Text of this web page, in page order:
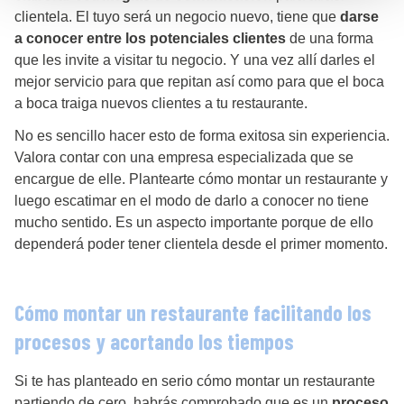
clientela. El tuyo será un negocio nuevo, tiene que darse
a conocer entre los potenciales clientes de una forma
que les invite a visitar tu negocio. Y una vez allí darles el
mejor servicio para que repitan así como para que el boca
a boca traiga nuevos clientes a tu restaurante.
No es sencillo hacer esto de forma exitosa sin experiencia.
Valora contar con una empresa especializada que se
encargue de elle. Plantearte cómo montar un restaurante y
luego escatimar en el modo de darlo a conocer no tiene
mucho sentido. Es un aspecto importante porque de ello
dependerá poder tener clientela desde el primer momento.
Cómo montar un restaurante facilitando los
procesos y acortando los tiempos
Si te has planteado en serio cómo montar un restaurante